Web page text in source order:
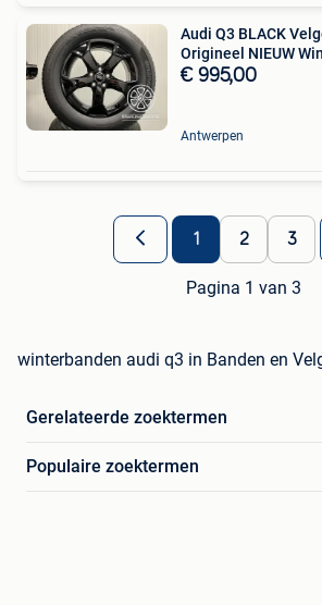
Audi Q3 BLACK
Origineel NIEUW
€ 995,00
Antwerpen
1 2 3
Pagina 1 van 3
winterbanden audi q3 in Banden en
Gerelateerde zoektermen
Populaire zoektermen